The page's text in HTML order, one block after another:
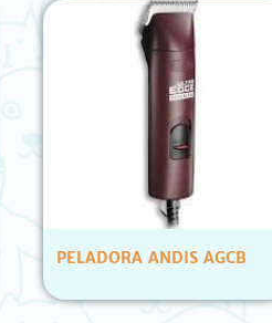
PELADORA ANDIS AGCB